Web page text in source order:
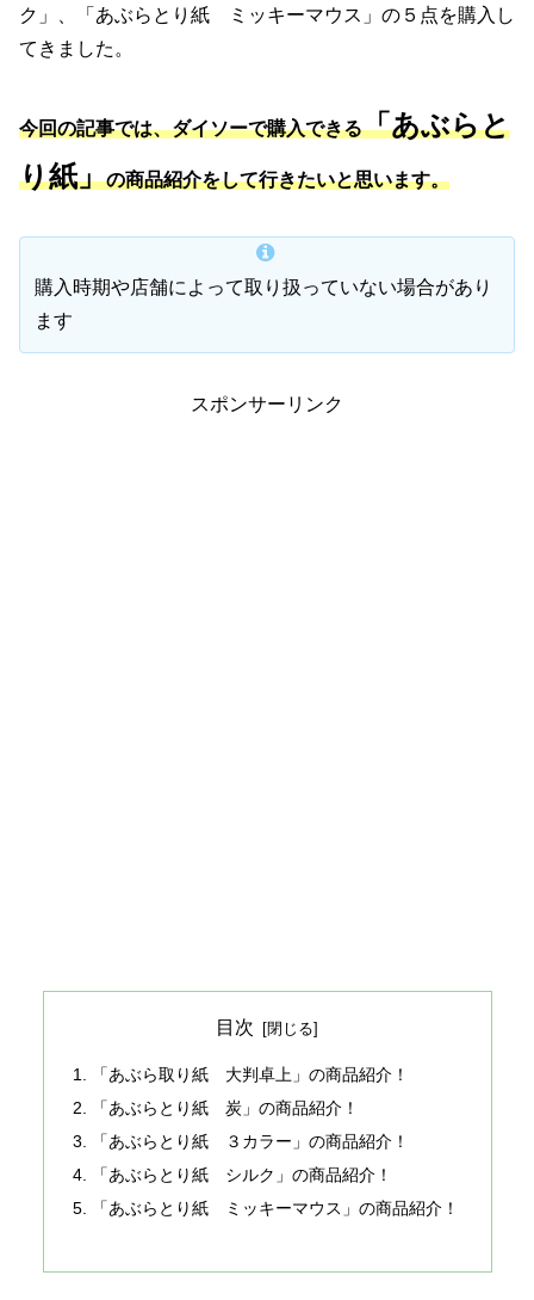
ク」、「あぶらとり紙 ミッキーマウス」の５点を購入し
てきました。
今回の記事では、ダイソーで購入できる「あぶらと
り紙」の商品紹介をして行きたいと思います。
購入時期や店舗によって取り扱っていない場合があり
ます
スポンサーリンク
目次
「あぶら取り紙 大判卓上」の商品紹介！
「あぶらとり紙 炭」の商品紹介！
「あぶらとり紙 ３カラー」の商品紹介！
「あぶらとり紙 シルク」の商品紹介！
「あぶらとり紙 ミッキーマウス」の商品紹介！